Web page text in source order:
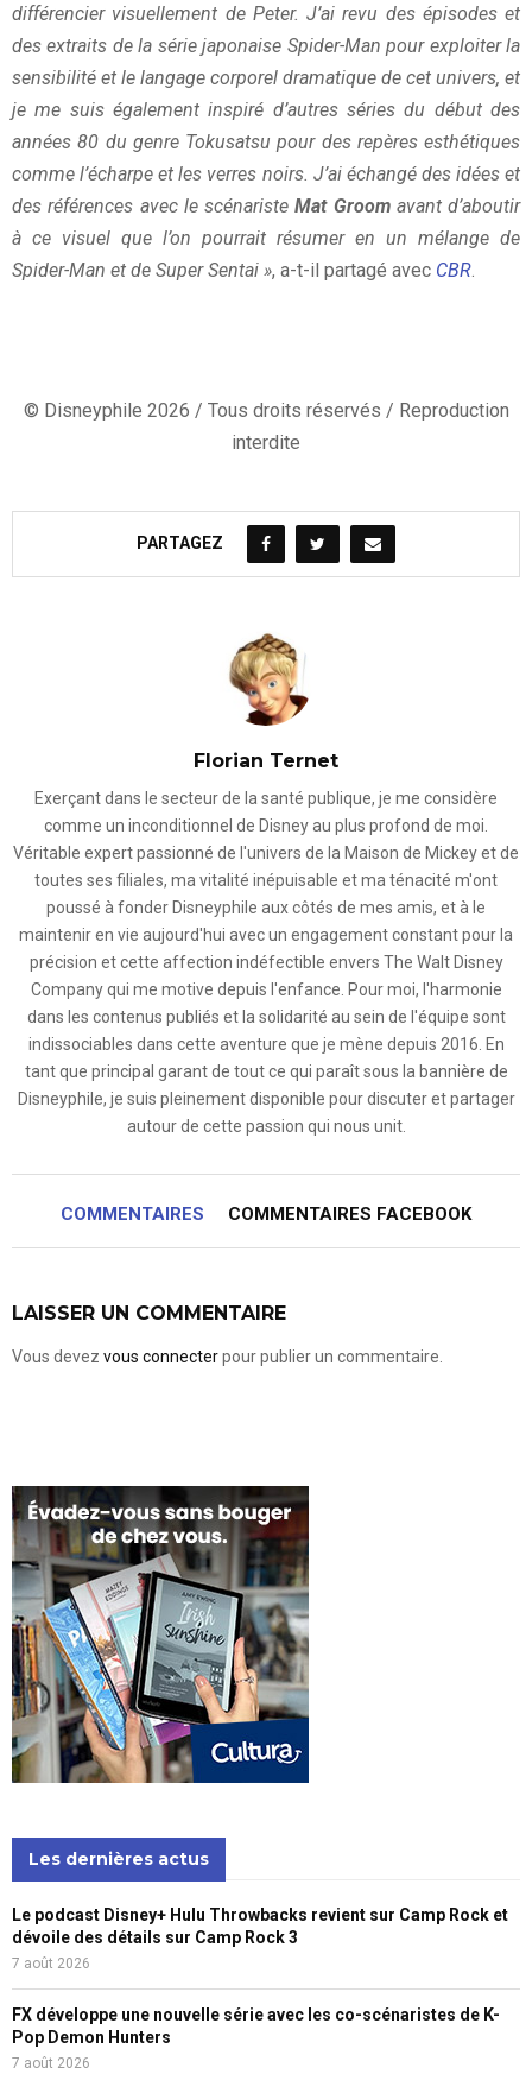
différencier visuellement de Peter. J’ai revu des épisodes et
des extraits de la série japonaise Spider-Man pour exploiter la
sensibilité et le langage corporel dramatique de cet univers, et
je me suis également inspiré d’autres séries du début des
années 80 du genre Tokusatsu pour des repères esthétiques
comme l’écharpe et les verres noirs. J’ai échangé des idées et
des références avec le scénaristeMat Groomavant d’aboutir
à ce visuel que l’on pourrait résumer en un mélange de
Spider-Man et de Super Sentai », a-t-il partagé avec CBR.
© Disneyphile 2026 / Tous droits réservés / Reproduction
interdite
PARTAGEZ
Florian Ternet
Exerçant dans le secteur de la santé publique, je me considère
comme un inconditionnel de Disney au plus profond de moi.
Véritable expert passionné de l'univers de la Maison de Mickey et de
toutes ses filiales, ma vitalité inépuisable et ma ténacité m'ont
poussé à fonder Disneyphile aux côtés de mes amis, et à le
maintenir en vie aujourd'hui avec un engagement constant pour la
précision et cette affection indéfectible envers The Walt Disney
Company qui me motive depuis l'enfance. Pour moi, l'harmonie
dans les contenus publiés et la solidarité au sein de l'équipe sont
indissociables dans cette aventure que je mène depuis 2016. En
tant que principal garant de tout ce qui paraît sous la bannière de
Disneyphile, je suis pleinement disponible pour discuter et partager
autour de cette passion qui nous unit.
COMMENTAIRES COMMENTAIRES FACEBOOK
LAISSER UN COMMENTAIRE
Vous devez vous connecterpour publier un commentaire.
Les dernières actus
Le podcast Disney+ Hulu Throwbacks revient sur Camp Rock et
dévoile des détails sur Camp Rock 3
7 août 2026
FX développe une nouvelle série avec les co-scénaristes de K-
Pop Demon Hunters
7 août 2026